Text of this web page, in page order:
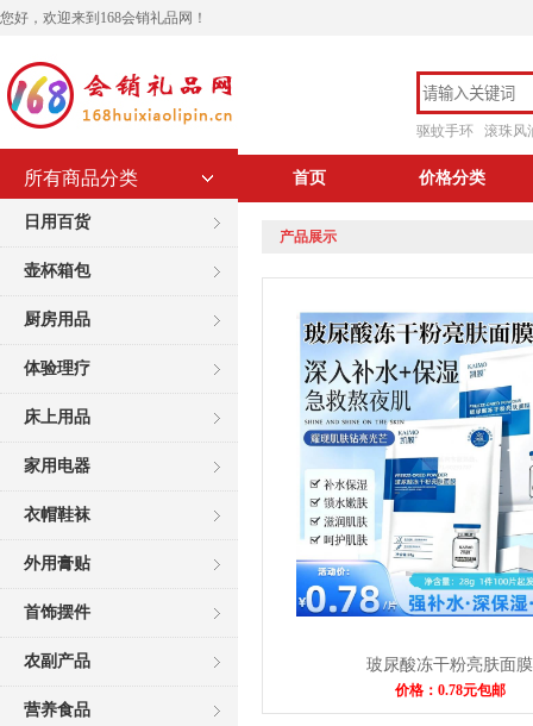
您好，欢迎来到168会销礼品网！
驱蚊手环 滚珠风
所有商品分类
日用百货
壶杯箱包
厨房用品
体验理疗
床上用品
家用电器
衣帽鞋袜
外用膏贴
首饰摆件
农副产品
营养食品
首页 价格分类
产品展示
玻尿酸冻干粉亮肤面膜
价格：0.78元包邮